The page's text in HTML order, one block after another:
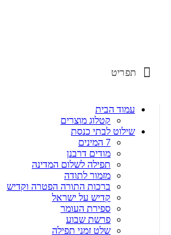
תפריט
עמוד הבית
קטלוג מוצרים
שילוט לבתי כנסת
7 המינים
מודים דרבנן
תפילה לשלום המדינה
מזמור לתודה
ברכות התורה הפטרה וקדיש
קדיש על ישראל
ספירת העומר
פרשת שבוע
שלט זמני תפילה